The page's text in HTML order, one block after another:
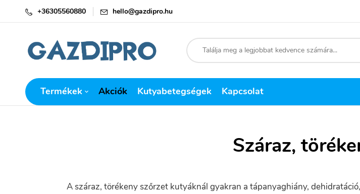
+36305560880 hello@gazdipro.hu
Termékek Akciók Kutyabetegségek Kapcsolat
Száraz,
A száraz, törékeny szőrzet kutyáknál gyakran a tápanyaghiány,